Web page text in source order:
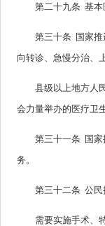
第二十九条 基本
第三十条 国家推
向转诊、急慢分治、
县级以上地方人
会力量举办的医疗卫
第三十一条 国家
务。
第三十二条 公民
需要实施手术、